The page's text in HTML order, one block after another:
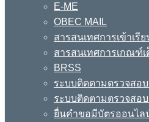
E-ME
OBEC MAIL
สารสนเทศการเข้าเรี
สารสนเทศการเกณฑ์เ
BRSS
ระบบติดตามตรวจสอบ
ระบบติดตามตรวจสอ
ยื่นคำขอมีบัตรออนไล